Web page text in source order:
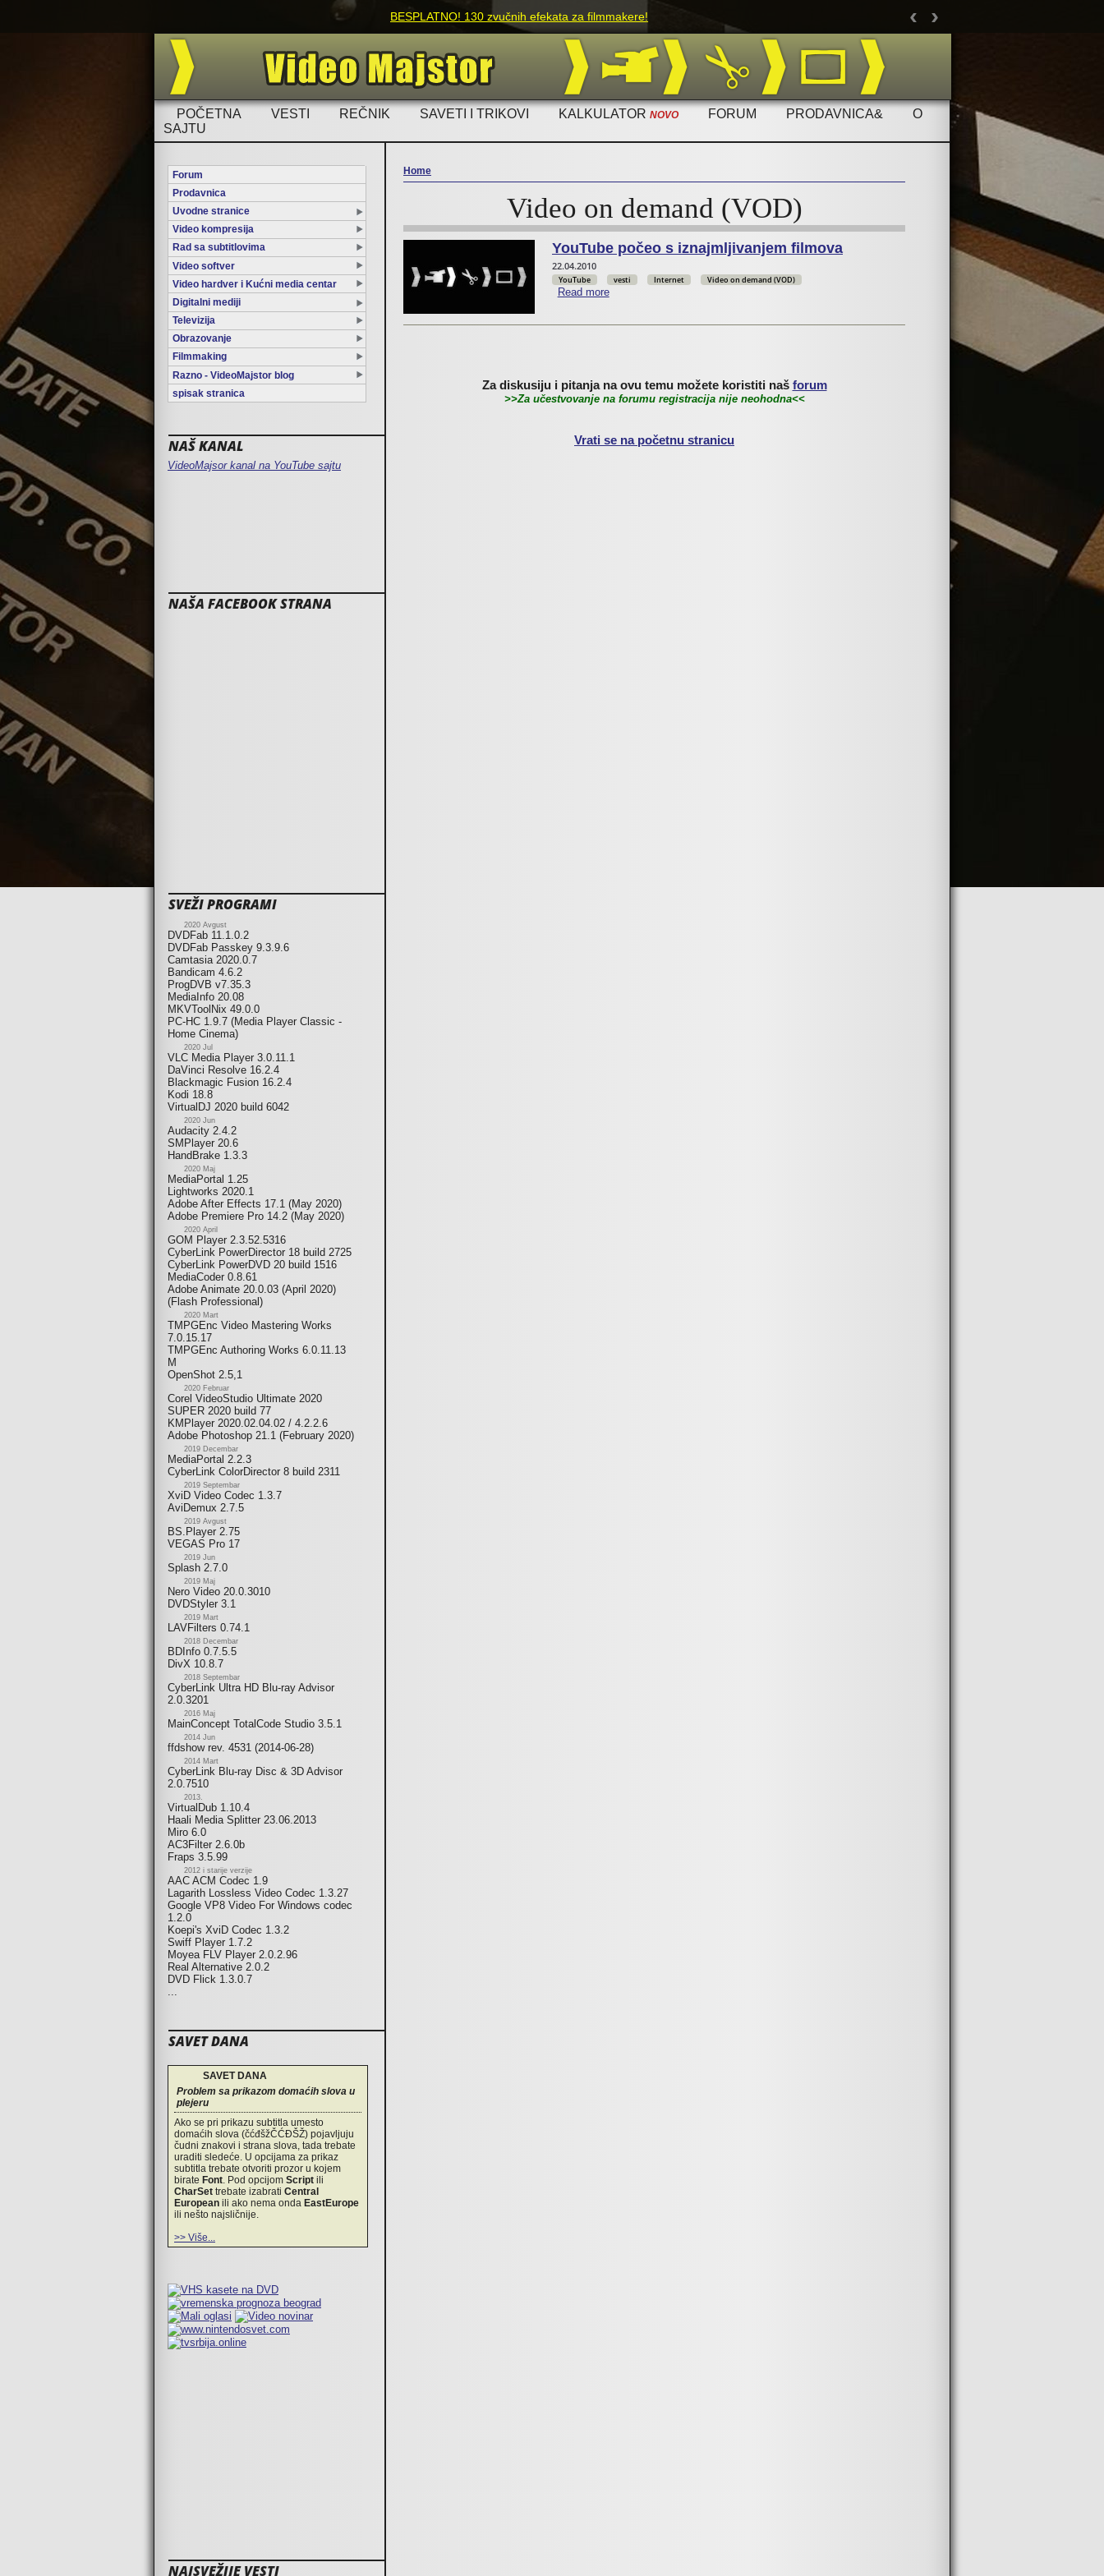
BESPLATNO! 130 zvučnih efekata za filmmakere! ‹ ›
POČETNA VESTI REČNIK SAVETI I TRIKOVI KALKULATOR NOVO FORUM PRODAVNICA&
O
SAJTU
Forum
Prodavnica
Uvodne stranice
Video kompresija
Rad sa subtitlovima
Video softver
Video hardver i Kućni media centar
Digitalni mediji
Televizija
Obrazovanje
Filmmaking
Razno - VideoMajstor blog
spisak stranica
NAŠ KANAL
VideoMajsor kanal na YouTube sajtu
NAŠA FACEBOOK STRANA
SVEŽI PROGRAMI
2020 Avgust
DVDFab 11.1.0.2
DVDFab Passkey 9.3.9.6
Camtasia 2020.0.7
Bandicam 4.6.2
ProgDVB v7.35.3
MediaInfo 20.08
MKVToolNix 49.0.0
PC-HC 1.9.7 (Media Player Classic -
Home Cinema)
2020 Jul
VLC Media Player 3.0.11.1
DaVinci Resolve 16.2.4
Blackmagic Fusion 16.2.4
Kodi 18.8
VirtualDJ 2020 build 6042
2020 Jun
Audacity 2.4.2
SMPlayer 20.6
HandBrake 1.3.3
2020 Maj
MediaPortal 1.25
Lightworks 2020.1
Adobe After Effects 17.1 (May 2020)
Adobe Premiere Pro 14.2 (May 2020)
2020 April
GOM Player 2.3.52.5316
CyberLink PowerDirector 18 build 2725
CyberLink PowerDVD 20 build 1516
MediaCoder 0.8.61
Adobe Animate 20.0.03 (April 2020)
(Flash Professional)
2020 Mart
TMPGEnc Video Mastering Works
7.0.15.17
TMPGEnc Authoring Works 6.0.11.13
M
OpenShot 2.5,1
2020 Februar
Corel VideoStudio Ultimate 2020
SUPER 2020 build 77
KMPlayer 2020.02.04.02 / 4.2.2.6
Adobe Photoshop 21.1 (February 2020)
2019 Decembar
MediaPortal 2.2.3
CyberLink ColorDirector 8 build 2311
2019 Septembar
XviD Video Codec 1.3.7
AviDemux 2.7.5
2019 Avgust
BS.Player 2.75
VEGAS Pro 17
2019 Jun
Splash 2.7.0
2019 Maj
Nero Video 20.0.3010
DVDStyler 3.1
2019 Mart
LAVFilters 0.74.1
2018 Decembar
BDInfo 0.7.5.5
DivX 10.8.7
2018 Septembar
CyberLink Ultra HD Blu-ray Advisor
2.0.3201
2016 Maj
MainConcept TotalCode Studio 3.5.1
2014 Jun
ffdshow rev. 4531 (2014-06-28)
2014 Mart
CyberLink Blu-ray Disc & 3D Advisor
2.0.7510
2013.
VirtualDub 1.10.4
Haali Media Splitter 23.06.2013
Miro 6.0
AC3Filter 2.6.0b
Fraps 3.5.99
2012 i starije verzije
AAC ACM Codec 1.9
Lagarith Lossless Video Codec 1.3.27
Google VP8 Video For Windows codec
1.2.0
Koepi's XviD Codec 1.3.2
Swiff Player 1.7.2
Moyea FLV Player 2.0.2.96
Real Alternative 2.0.2
DVD Flick 1.3.0.7
...
SAVET DANA
SAVET DANA
Problem sa prikazom domaćih slova u
plejeru
Ako se pri prikazu subtitla umesto
domaćih slova (čćđšžČĆĐŠŽ) pojavljuju
čudni znakovi i strana slova, tada trebate
uraditi sledeće. U opcijama za prikaz
subtitla trebate otvoriti prozor u kojem
birate Font. Pod opcijom Script ili
CharSet trebate izabrati Central
European ili ako nema onda EastEurope
ili nešto najsličnije.
>> Više...
NAJSVEŽIJE VESTI
You are here
Home
Video on demand (VOD)
YouTube počeo s iznajmljivanjem filmova
22.04.2010
YouTube vesti Internet Video on demand (VOD)
Read moreabout YouTube počeo s iznajmljivanjem filmova
Za diskusiju i pitanja na ovu temu možete koristiti naš forum
>>Za učestvovanje na forumu registracija nije neohodna<<
Vrati se na početnu stranicu